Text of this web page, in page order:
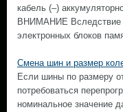
кабель (–)
ВНИМАНИЕ Вследствие
электронных блоков
Смена шин и размер
Если шины по размеру
потребоваться
номинальное значение